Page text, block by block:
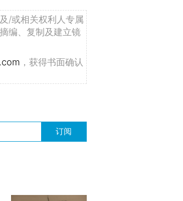
/或相关权利人专属
编、复制及建立镜
，获得书面确认
订阅